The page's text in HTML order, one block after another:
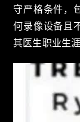
守严格条件，
何录像设备且
其医生职业生